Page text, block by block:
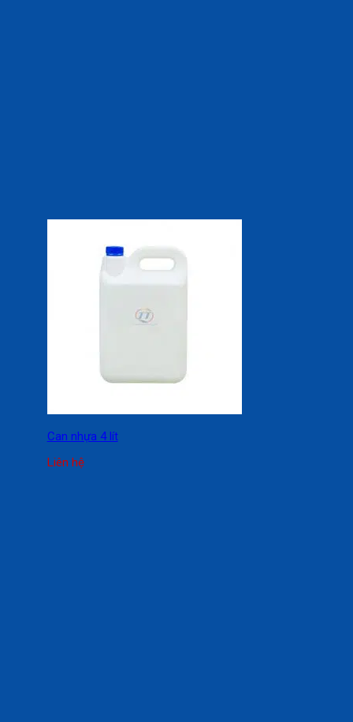
Can nhựa 4 lít
Liên hệ